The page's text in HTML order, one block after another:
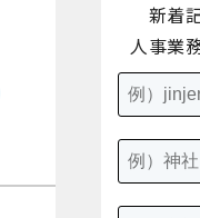
新着
人事業